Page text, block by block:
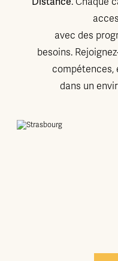
avec des
besoins.
compétences,
dans un